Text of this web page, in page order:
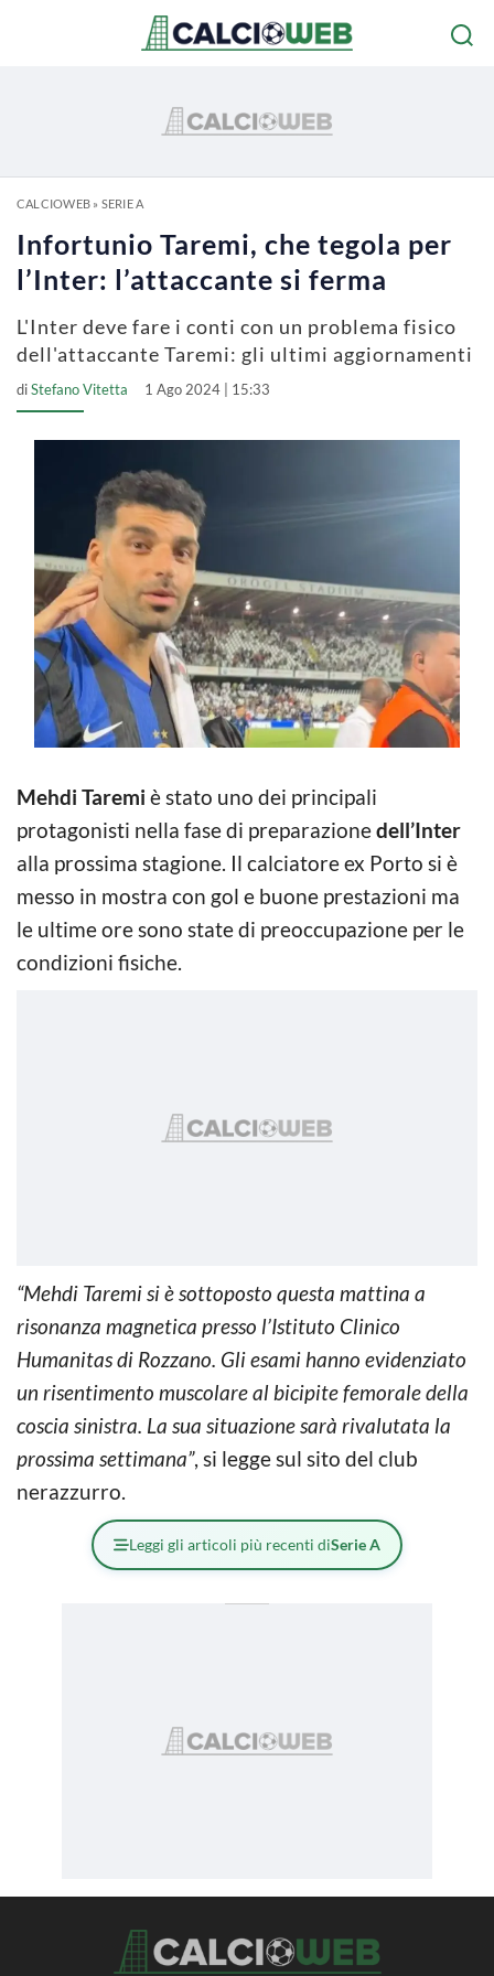
CALCIOWEB» SERIE A
Infortunio Taremi, che tegola per
l’Inter: l’attaccante si ferma
L'Inter deve fare i conti con un problema fisico
dell'attaccante Taremi: gli ultimi aggiornamenti
diStefano Vitetta 1 Ago 2024 | 15:33
Mehdi Taremi è stato uno dei principali
protagonisti nella fase di preparazionedell’Inter
alla prossima stagione. Il calciatore ex Porto si è
messo in mostra con gol e buone prestazioni ma
le ultime ore sono state di preoccupazione per le
condizioni fisiche.
“Mehdi Taremi si è sottoposto questa mattina a
risonanza magnetica presso l’Istituto Clinico
Humanitas di Rozzano. Gli esami hanno evidenziato
un risentimento muscolare al bicipite femorale della
coscia sinistra. La sua situazione sarà rivalutata la
prossima settimana”, si legge sul sito del club
nerazzurro.
Leggi gli articoli più recenti diSerie A